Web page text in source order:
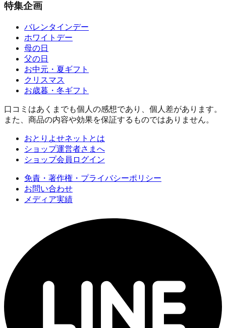
特集企画
バレンタインデー
ホワイトデー
母の日
父の日
お中元・夏ギフト
クリスマス
お歳暮・冬ギフト
口コミはあくまでも個人の感想であり、個人差があります。
また、商品の内容や効果を保証するものではありません。
おとりよせネットとは
ショップ運営者さまへ
ショップ会員ログイン
免責・著作権・プライバシーポリシー
お問い合わせ
メディア実績